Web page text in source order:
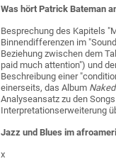
Was hört Patrick Bateman
Besprechung des Kapitels
Binnendifferenzen im
Beziehung zwischen dem
paid much attention") und
Beschreibung einer
einerseits, das Album Naked
Analyseansatz zu den
Interpretationserweiterung
Jazz und Blues im
x